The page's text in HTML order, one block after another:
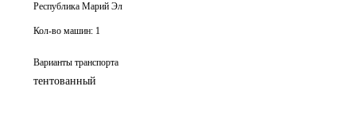
Республика Марий Эл
Кол-во машин: 1
Варианты транспорта
тентованный